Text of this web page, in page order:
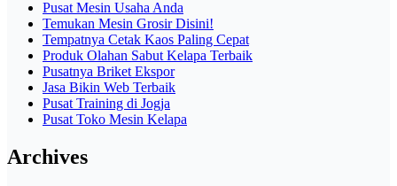
Pusat Mesin Usaha Anda
Temukan Mesin Grosir Disini!
Tempatnya Cetak Kaos Paling Cepat
Produk Olahan Sabut Kelapa Terbaik
Pusatnya Briket Ekspor
Jasa Bikin Web Terbaik
Pusat Training di Jogja
Pusat Toko Mesin Kelapa
Archives